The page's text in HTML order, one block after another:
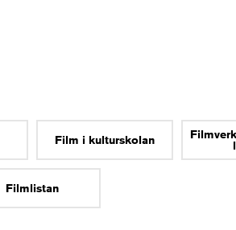
Film i kulturskolan
Filmlistan